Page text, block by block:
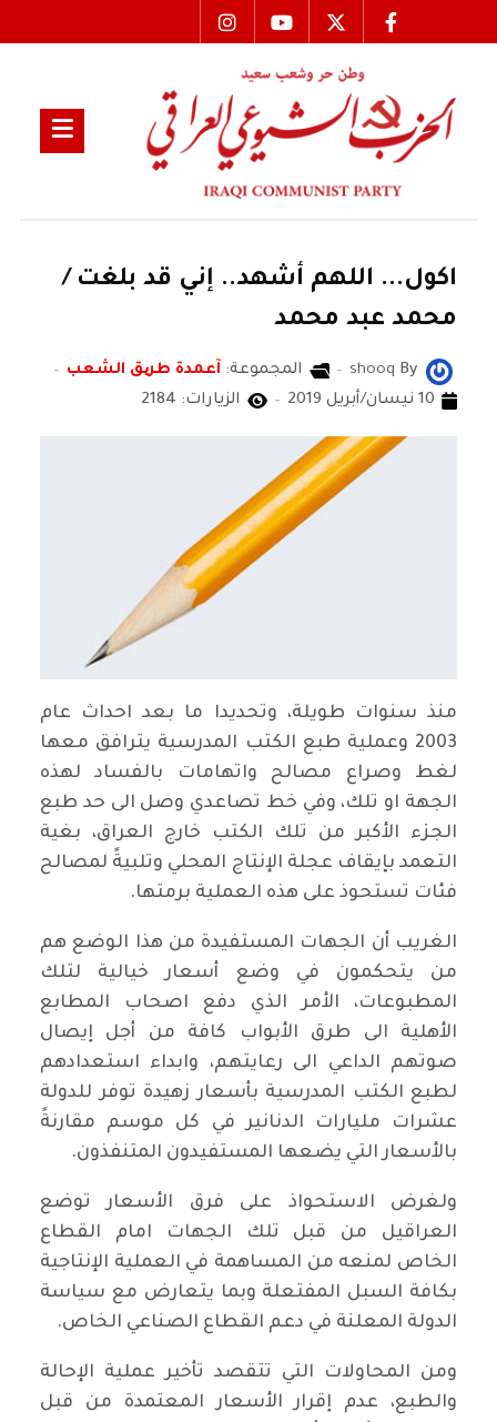
اكول... اللهم أشهد.. إني قد بلغت /
محمد عبد محمد
By
shooq المجموعة: آعمدة طریق الشعب
10 نيسان/أبريل 2019
الزيارات: 2184
منذ سنوات طويلة، وتحديدا ما بعد احداث عام
2003 وعملية طبع الكتب المدرسية يترافق معها
لغط وصراع مصالح واتهامات بالفساد لهذه
الجهة او تلك، وفي خط تصاعدي وصل الى حد طبع
الجزء الأكبر من تلك الكتب خارج العراق، بغية
التعمد بإيقاف عجلة الإنتاج المحلي وتلبيةً لمصالح
فئات تستحوذ على هذه العملية برمتها.
الغريب أن الجهات المستفيدة من هذا الوضع هم
من يتحكمون في وضع أسعار خيالية لتلك
المطبوعات، الأمر الذي دفع اصحاب المطابع
الأهلية الى طرق الأبواب كافة من أجل إيصال
صوتهم الداعي الى رعايتهم، وابداء استعدادهم
لطبع الكتب المدرسية بأسعار زهيدة توفر للدولة
عشرات مليارات الدنانير في كل موسم مقارنةً
بالأسعار التي يضعها المستفيدون المتنفذون.
ولغرض الاستحواذ على فرق الأسعار توضع
العراقيل من قبل تلك الجهات امام القطاع
الخاص لمنعه من المساهمة في العملية الإنتاجية
بكافة السبل المفتعلة وبما يتعارض مع سياسة
الدولة المعلنة في دعم القطاع الصناعي الخاص.
ومن المحاولات التي تتقصد تأخير عملية الإحالة
والطبع، عدم إقرار الأسعار المعتمدة من قبل